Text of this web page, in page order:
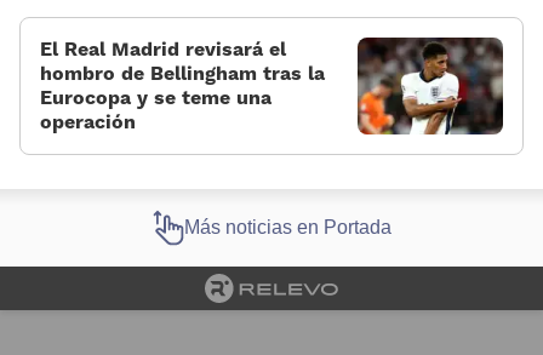
El Real Madrid revisará el
hombro de Bellingham tras la
Eurocopa y se teme una
operación
Más noticias en Portada